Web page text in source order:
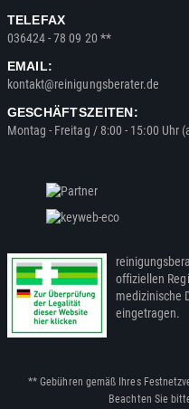
TELEFAX
036424 - 78 09 20 **
EMAIL:
kontakt@reinigungsberater.de
GESCHÄFTSZEITEN:
Montag - Freitag / 8:00 - 15:00 Uhr
offiziellen
medizinische
eingetragen.
** Gebühren gemäß Ihres
Beachten Sie